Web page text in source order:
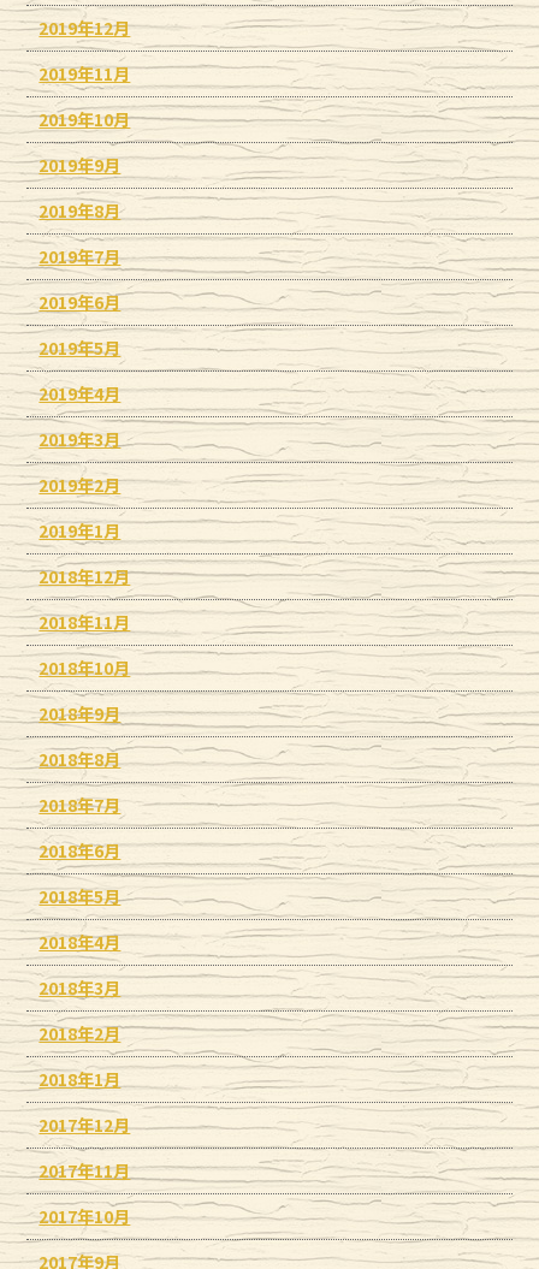
2019年12月
2019年11月
2019年10月
2019年9月
2019年8月
2019年7月
2019年6月
2019年5月
2019年4月
2019年3月
2019年2月
2019年1月
2018年12月
2018年11月
2018年10月
2018年9月
2018年8月
2018年7月
2018年6月
2018年5月
2018年4月
2018年3月
2018年2月
2018年1月
2017年12月
2017年11月
2017年10月
2017年9月